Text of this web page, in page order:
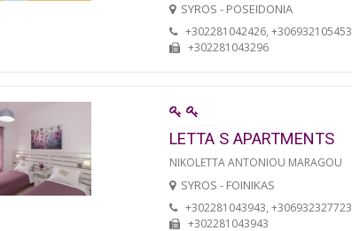
SYROS - POSEIDONIA
+302281042426, +306932105453
+302281043296
LETTA S APARTMENTS
NIKOLETTA ANTONIOU MARAGOU
SYROS - FOINIKAS
+302281043943, +306932327723
+302281043943